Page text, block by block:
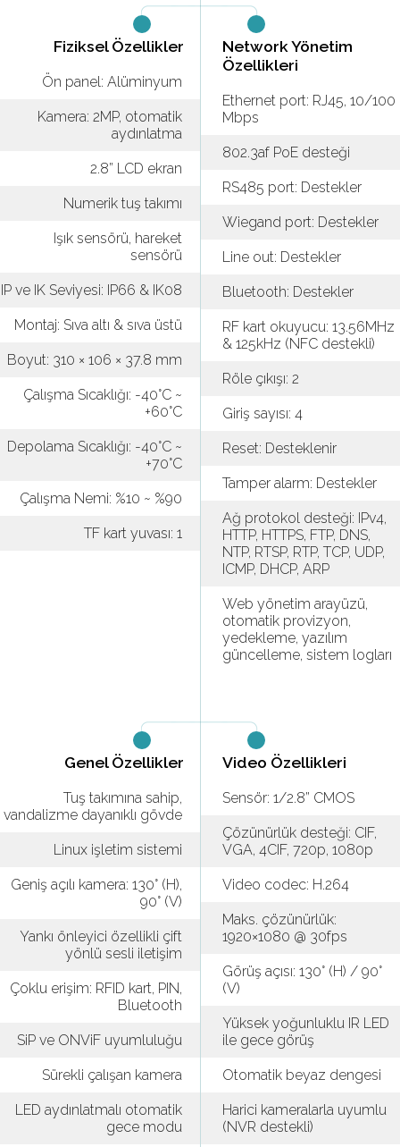
Fiziksel Özellikler
Ön panel: Alüminyum
Kamera: 2MP, otomatik
aydınlatma
2.8” LCD ekran
Numerik tuş takımı
Işık sensörü, hareket
sensörü
IP ve IK Seviyesi: IP66 & IK08
Montaj: Sıva altı & sıva üstü
Boyut: 310 × 106 × 37.8 mm
Çalışma Sıcaklığı: -40°C ~
+60°C
Depolama Sıcaklığı: -40°C ~
+70°C
Çalışma Nemi: %10 ~ %90
TF kart yuvası: 1
Network Yönetim
Özellikleri
Ethernet port: RJ45, 10/100
Mbps
802.3af PoE desteği
RS485 port: Destekler
Wiegand port: Destekler
Line out: Destekler
Bluetooth: Destekler
RF kart okuyucu: 13.56MHz
& 125kHz (NFC destekli)
Röle çıkışı: 2
Giriş sayısı: 4
Reset: Desteklenir
Tamper alarm: Destekler
Ağ protokol desteği: IPv4,
HTTP, HTTPS, FTP, DNS,
NTP, RTSP, RTP, TCP, UDP,
ICMP, DHCP, ARP
Web yönetim arayüzü,
otomatik provizyon,
yedekleme, yazılım
güncelleme, sistem logları
Genel Özellikler
Tuş takımına sahip,
vandalizme dayanıklı gövde
Linux işletim sistemi
Geniş açılı kamera: 130° (H),
90° (V)
Yankı önleyici özellikli çift
yönlü sesli iletişim
Çoklu erişim: RFID kart, PIN,
Bluetooth
SiP ve ONViF uyumluluğu
Sürekli çalışan kamera
LED aydınlatmalı otomatik
gece modu
Video Özellikleri
Sensör: 1/2.8” CMOS
Çözünürlük desteği: CIF,
VGA, 4CIF, 720p, 1080p
Video codec: H.264
Maks. çözünürlük:
1920×1080 @ 30fps
Görüş açısı: 130° (H) / 90°
(V)
Yüksek yoğunluklu IR LED
ile gece görüş
Otomatik beyaz dengesi
Harici kameralarla uyumlu
(NVR destekli)